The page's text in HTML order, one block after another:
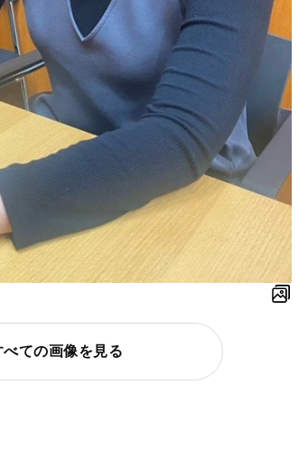
べての画像を見る